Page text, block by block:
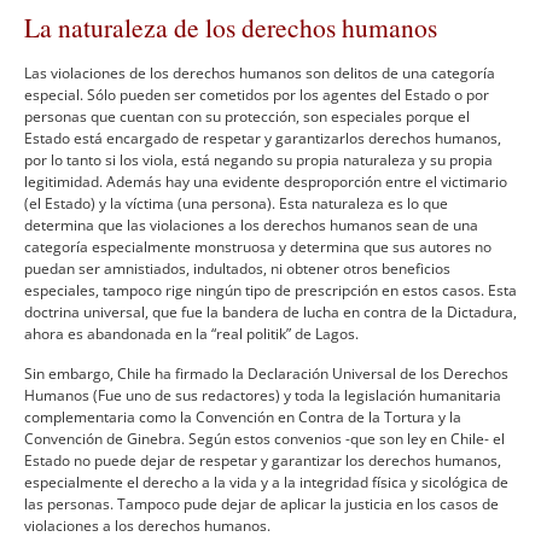
La naturaleza de los derechos humanos
Las violaciones de los derechos humanos son delitos de una categorí­a
especial. Sólo pueden ser cometidos por los agentes del Estado o por
personas que cuentan con su protección, son especiales porque el
Estado está encargado de respetar y garantizarlos derechos humanos,
por lo tanto si los viola, está negando su propia naturaleza y su propia
legitimidad. Además hay una evidente desproporción entre el victimario
(el Estado) y la ví­ctima (una persona). Esta naturaleza es lo que
determina que las violaciones a los derechos humanos sean de una
categorí­a especialmente monstruosa y determina que sus autores no
puedan ser amnistiados, indultados, ni obtener otros beneficios
especiales, tampoco rige ningún tipo de prescripción en estos casos. Esta
doctrina universal, que fue la bandera de lucha en contra de la Dictadura,
ahora es abandonada en la “real politik” de Lagos.
Sin embargo, Chile ha firmado la Declaración Universal de los Derechos
Humanos (Fue uno de sus redactores) y toda la legislación humanitaria
complementaria como la Convención en Contra de la Tortura y la
Convención de Ginebra. Según estos convenios -que son ley en Chile- el
Estado no puede dejar de respetar y garantizar los derechos humanos,
especialmente el derecho a la vida y a la integridad fí­sica y sicológica de
las personas. Tampoco pude dejar de aplicar la justicia en los casos de
violaciones a los derechos humanos.